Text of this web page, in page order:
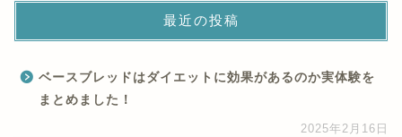
最近の投稿
ベースブレッドはダイエットに効果があるのか実体験を
まとめました！
2025年2月16日